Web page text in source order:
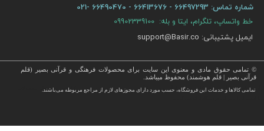
© تمامی حقوق مادی و معنوی این سایت برای محصولات فرهنگی و قرآنی بصیر (قلم
قرآنی بصیر | قلم هوشمند) محفوظ میباشد.
تمامی كالاها و خدمات این فروشگاه، حسب مورد دارای مجوزهای لازم از مراجع مربوطه می‌باشند.
، انواع قلم قرآنی ، انواع کتاب نفیس و قرآن نفیس , قرآن عروس , کتب نفیس و معطر , کتاب چرمی و سایر محصولات
شماره تماس:
خط واتساپ، تلگرام، ایتا و بله: 09902339100
ایمیل پشتیبانی: support@Basir.co